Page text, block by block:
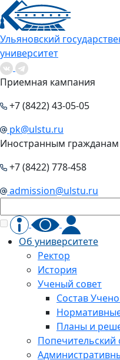
Ульяновский
университет
Приемная кампания
+7 (8422) 43-05-05
pk@ulstu.ru
Иностранным гражданам
+7 (8422) 778-458
admission@ulstu.ru
Об университете
Ректор
История
Ученый совет
Состав
Планы и
Попечительский